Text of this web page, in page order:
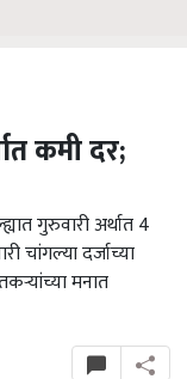
कमी दर;
गुरुवारी अर्थात 4
चांगल्या दर्जाच्या
मनात